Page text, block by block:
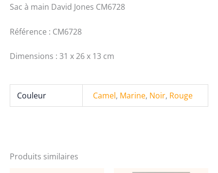
:
Dimensions
31
26
13
Sac à main David Jones CM6728
Référence : CM6728
Dimensions : 31 x 26 x 13 cm
Couleur Camel, Marine, Noir, Rouge
Produits similaires